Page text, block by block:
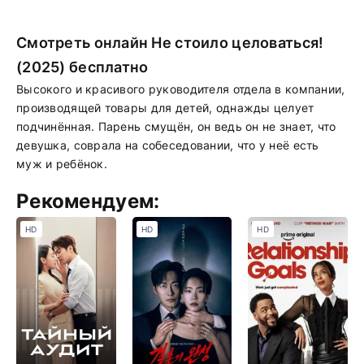
Смотреть онлайн Не стоило целоваться!
(2025) бесплатно
Высокого и красивого руководителя отдела в компании,
производящей товары для детей, однажды целует
подчинённая. Парень смущён, он ведь он не знает, что
девушка, соврала на собеседовании, что у неё есть
муж и ребёнок.
Рекомендуем:
HD HD HD